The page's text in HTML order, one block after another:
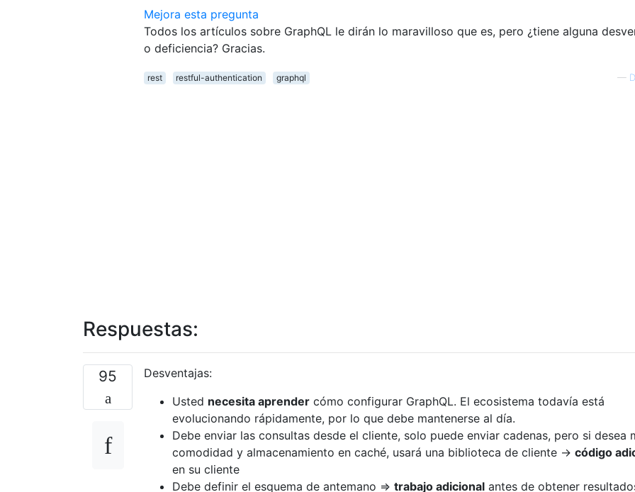
Mejora esta pregunta
Todos los artículos sobre GraphQL le dirán lo maravilloso que es, pero ¿tiene alguna
o deficiencia? Gracias.
rest restful-authentication graphql —
Respuestas:
95
Desventajas:
Usted necesita aprender cómo configurar GraphQL. El ecosistema todavía está
evolucionando rápidamente, por lo que debe mantenerse al día.
Debe enviar las consultas desde el cliente, solo puede enviar cadenas, pero si desea
comodidad y almacenamiento en caché, usará una biblioteca de cliente -> código
en su cliente
Debe definir el esquema de antemano => trabajo adicional antes de obtener